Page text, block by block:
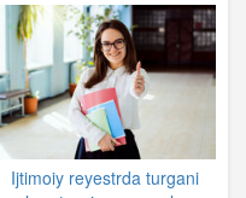
Ijtimoiy reyestrda turgani